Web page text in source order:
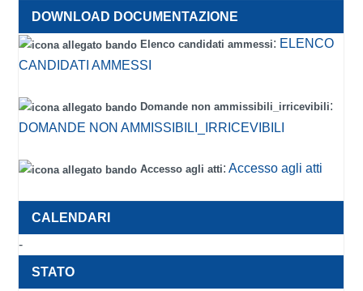
Elenco candidati ammessi: ELENCO
CANDIDATI AMMESSI
Domande non ammissibili_irricevibili:
DOMANDE NON AMMISSIBILI_IRRICEVIBILI
Accesso agli atti:Accesso agli atti
-